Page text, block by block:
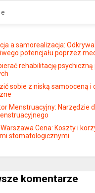
a samorealizacja:
potencjału poprzez
rehabilitację psychiczną
sobie z niską samooceną i
Menstruacyjny: Narzędzie
Warszawa Cena: Koszty i
stomatologicznymi
komentarze